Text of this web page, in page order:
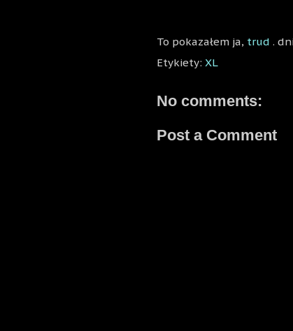
To pokazałem ja, trud .
Etykiety: XL
No comments:
Post a Comment